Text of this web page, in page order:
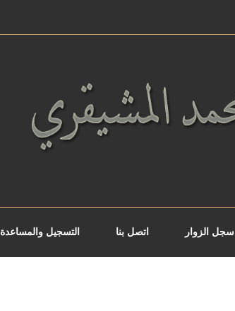
سجل الزوار اتصل بنا التسجيل والمساعدة